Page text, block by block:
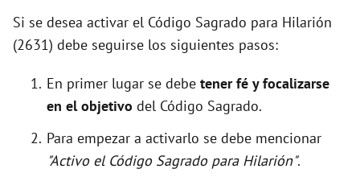
Si se desea activar el Código Sagrado para Hilarión
(2631) debe seguirse los siguientes pasos:
En primer lugar se debe tener fé y focalizarse
en el objetivo del Código Sagrado.
Para empezar a activarlo se debe mencionar
"Activo el Código Sagrado para Hilarión".